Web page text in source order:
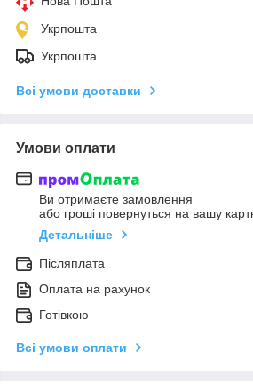
Укрпошта
Укрпошта
Всі умови доставки
Умови оплати
Ви отримаєте замовлення
або гроші повернуться на вашу
Детальніше
Післяплата
Оплата на рахунок
Готівкою
Всі умови оплати